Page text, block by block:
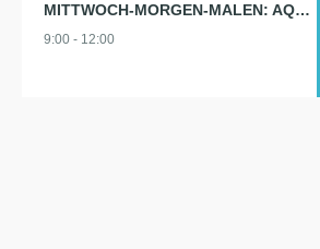
2026
MITTWOCH-MORGEN-MALEN: AQUARELL 17.6.
9:00 - 12:00